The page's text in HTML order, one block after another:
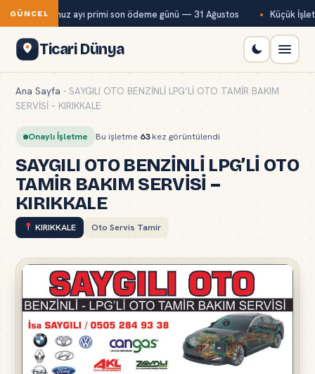
GÜNCEL
Kur temmuz ayı primi son ödeme günü — 31 Ağustos Küçük
Ticari Dünya
Ana Sayfa - SAYGILI OTO BENZİNLİ LPG’Lİ OTO TAMİR BAKIM
SERVİSİ – KIRIKKALE
Onaylı İşletme Bu işletme 63kez görüntülendi
SAYGILI OTO BENZİNLİ LPG’Lİ OTO
TAMİR BAKIM SERVİSİ –
KIRIKKALE
KIRIKKALE Oto Servis Tamir